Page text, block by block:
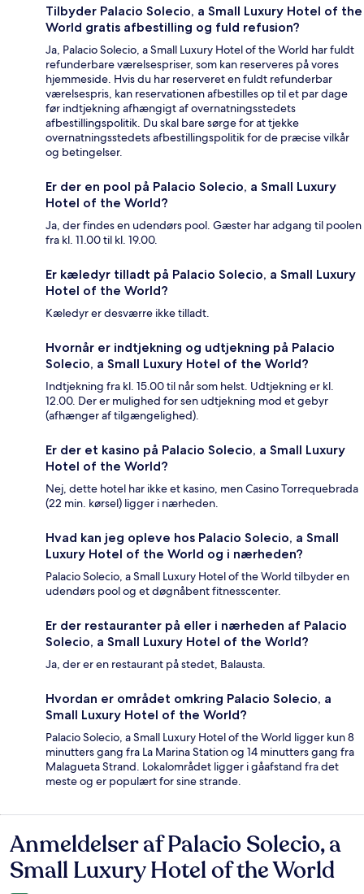
Tilbyder Palacio Solecio, a Small Luxury Hotel of the
World gratis afbestilling og fuld refusion?
Ja, Palacio Solecio, a Small Luxury Hotel of the World har fuldt
refunderbare værelsespriser, som kan reserveres på vores
hjemmeside. Hvis du har reserveret en fuldt refunderbar
værelsespris, kan reservationen afbestilles op til et par dage
før indtjekning afhængigt af overnatningsstedets
afbestillingspolitik. Du skal bare sørge for at tjekke
overnatningsstedets afbestillingspolitik for de præcise vilkår
og betingelser.
Er der en pool på Palacio Solecio, a Small Luxury
Hotel of the World?
Ja, der findes en udendørs pool. Gæster har adgang til poolen
fra kl. 11.00 til kl. 19.00.
Er kæledyr tilladt på Palacio Solecio, a Small Luxury
Hotel of the World?
Kæledyr er desværre ikke tilladt.
Hvornår er indtjekning og udtjekning på Palacio
Solecio, a Small Luxury Hotel of the World?
Indtjekning fra kl. 15.00 til når som helst. Udtjekning er kl.
12.00. Der er mulighed for sen udtjekning mod et gebyr
(afhænger af tilgængelighed).
Er der et kasino på Palacio Solecio, a Small Luxury
Hotel of the World?
Nej, dette hotel har ikke et kasino, men Casino Torrequebrada
(22 min. kørsel) ligger i nærheden.
Hvad kan jeg opleve hos Palacio Solecio, a Small
Luxury Hotel of the World og i nærheden?
Palacio Solecio, a Small Luxury Hotel of the World tilbyder en
udendørs pool og et døgnåbent fitnesscenter.
Er der restauranter på eller i nærheden af Palacio
Solecio, a Small Luxury Hotel of the World?
Ja, der er en restaurant på stedet, Balausta.
Hvordan er området omkring Palacio Solecio, a
Small Luxury Hotel of the World?
Palacio Solecio, a Small Luxury Hotel of the World ligger kun 8
minutters gang fra La Marina Station og 14 minutters gang fra
Malagueta Strand. Lokalområdet ligger i gåafstand fra det
meste og er populært for sine strande.
Anmeldelser
Anmeldelser af Palacio Solecio, a
Small Luxury Hotel of the World